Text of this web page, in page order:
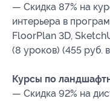
— Скидка 87% на
интерьера в
FloorPlan 3D,
(8 уроков) (455 руб.
Курсы по
— Скидка 92% на